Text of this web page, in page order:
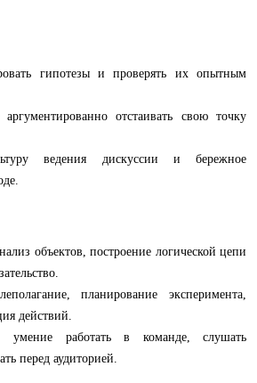
гипотезы и проверять их опытным
отстаивать свою точку
ведения дискуссии и бережное
объектов, построение логической цепи
планирование эксперимента,
действий.
умение работать в команде, слушать
перед аудиторией.